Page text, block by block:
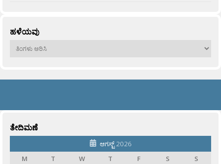
ಹಳೆಯವು
ಹಳೆಯವು
ತೇದಿಮಣೆ
ಆಗಸ್ಟ್ 2026
M
T W T F S
S